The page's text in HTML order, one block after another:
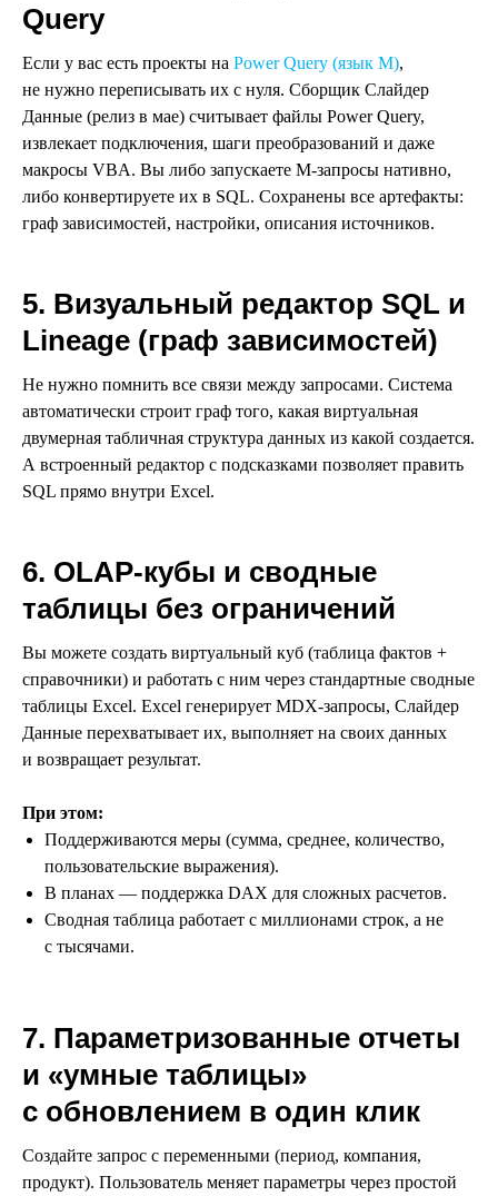
Query
Если у вас есть проекты на Power Query (язык M),
не нужно переписывать их с нуля. Сборщик Слайдер
Данные (релиз в мае) считывает файлы Power Query,
извлекает подключения, шаги преобразований и даже
макросы VBA. Вы либо запускаете M-запросы нативно,
либо конвертируете их в SQL. Сохранены все артефакты:
граф зависимостей, настройки, описания источников.
5. Визуальный редактор SQL и
Lineage (граф зависимостей)
Не нужно помнить все связи между запросами. Система
автоматически строит граф того, какая виртуальная
двумерная табличная структура данных из какой создается.
А встроенный редактор с подсказками позволяет править
SQL прямо внутри Excel.
6. OLAP-кубы и сводные
таблицы без ограничений
Вы можете создать виртуальный куб (таблица фактов +
справочники) и работать с ним через стандартные сводные
таблицы Excel. Excel генерирует MDX-запросы, Слайдер
Данные перехватывает их, выполняет на своих данных
и возвращает результат.
При этом:
Поддерживаются меры (сумма, среднее, количество,
пользовательские выражения).
В планах — поддержка DAX для сложных расчетов.
Сводная таблица работает с миллионами строк, а не
с тысячами.
7. Параметризованные отчеты
и «умные таблицы»
с обновлением в один клик
Создайте запрос с переменными (период, компания,
продукт). Пользователь меняет параметры через простой